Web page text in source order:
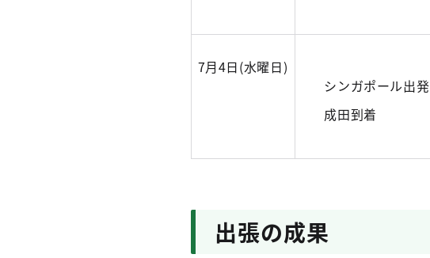
7月4日(水曜日)
シンガポール出発
成田到着
出張の成果